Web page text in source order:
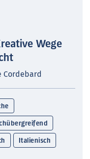
Wege
Cordebard
Italienisch